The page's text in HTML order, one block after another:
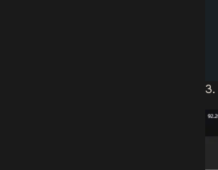
3.